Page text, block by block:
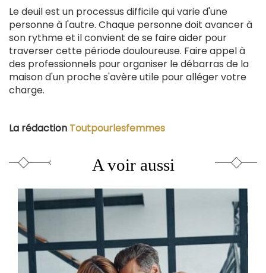
Le deuil est un processus difficile qui varie d'une
personne à l'autre. Chaque personne doit avancer à
son rythme et il convient de se faire aider pour
traverser cette période douloureuse. Faire appel à
des professionnels pour organiser le débarras de la
maison d'un proche s'avère utile pour alléger votre
charge.
La rédaction Toutpourlesfemmes
A voir aussi